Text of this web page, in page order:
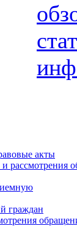
акты
рассмотрения
граждан